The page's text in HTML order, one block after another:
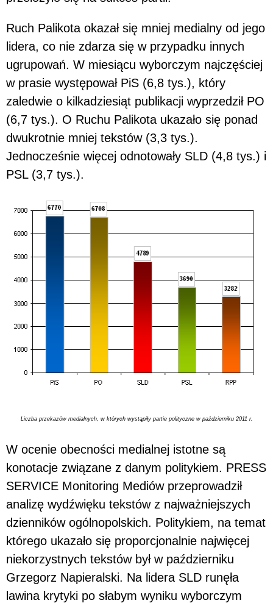
Ruch Palikota okazał się mniej medialny od jego
lidera, co nie zdarza się w przypadku innych
ugrupowań. W miesiącu wyborczym najczęściej
w prasie występował PiS (6,8 tys.), który
zaledwie o kilkadziesiąt publikacji wyprzedził PO
(6,7 tys.). O Ruchu Palikota ukazało się ponad
dwukrotnie mniej tekstów (3,3 tys.).
Jednocześnie więcej odnotowały SLD (4,8 tys.) i
PSL (3,7 tys.).
Liczba przekazów medialnych, w których wystąpiły partie polityczne w październiku 2011 r.
W ocenie obecności medialnej istotne są
konotacje związane z danym politykiem. PRESS
SERVICE Monitoring Mediów przeprowadził
analizę wydźwięku tekstów z najważniejszych
dzienników ogólnopolskich. Politykiem, na temat
którego ukazało się proporcjonalnie najwięcej
niekorzystnych tekstów był w październiku
Grzegorz Napieralski. Na lidera SLD runęła
lawina krytyki po słabym wyniku wyborczym